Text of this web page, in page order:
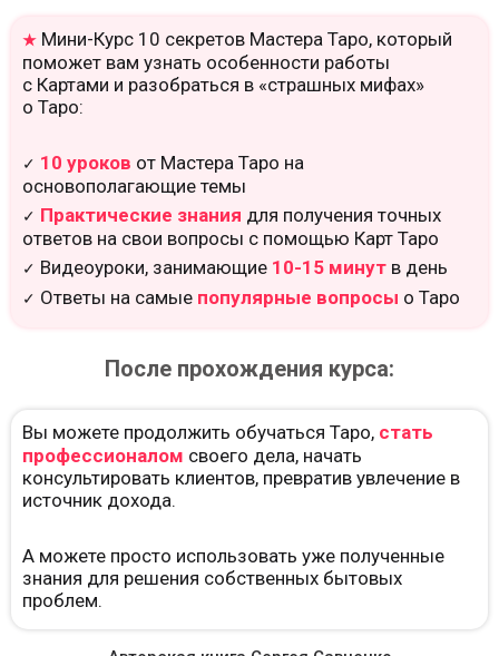
★ Мини-Курс 10 секретов Мастера Таро, который
поможет вам узнать особенности работы
с Картами и разобраться в «страшных мифах»
о Таро:
✓ 10 уроков от Мастера Таро на
основополагающие темы
✓ Практические знания для получения точных
ответов на свои вопросы с помощью Карт Таро
✓ Видеоуроки, занимающие 10-15 минут в день
✓ Ответы на самые популярные вопросы о Таро
После прохождения курса:
Вы можете продолжить обучаться Таро, стать
профессионалом своего дела, начать
консультировать клиентов, превратив увлечение в
источник дохода.
А можете просто использовать уже полученные
знания для решения собственных бытовых
проблем.